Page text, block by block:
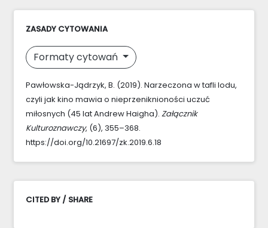
ZASADY CYTOWANIA
Formaty cytowań
Pawłowska-Jądrzyk, B. (2019). Narzeczona w tafli lodu,
czyli jak kino mawia o nieprzeniknioności uczuć
miłosnych (45 lat Andrew Haigha). Załącznik
Kulturoznawczy, (6), 355–368.
https://doi.org/10.21697/zk.2019.6.18
CITED BY / SHARE